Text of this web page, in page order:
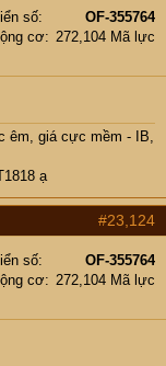
số
OF-355764
cơ
272,104 Mã lực
êm, giá cực mềm - IB,
ạ
#23,124
số
OF-355764
cơ
272,104 Mã lực